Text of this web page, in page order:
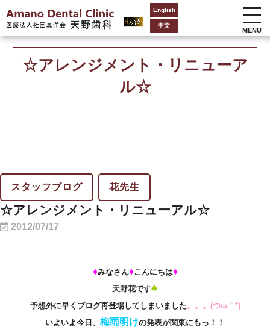
English
中文
MENU
☆アレンジメント・リニューア
ル☆
スタッフブログ 花先生
☆アレンジメント・リニューアル☆
2012/07/17
♦みなさん♦こんにちは♦
天野花です♣
予想外に早くブログ再登場してしまいました。。。(つω｀*)
いよいよ今日、 梅雨明けの発表が関東にもっ！！